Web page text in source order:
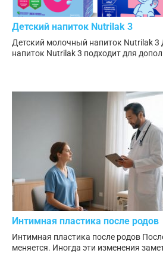
Детский напиток Nutrilak 3
Детский молочный напиток Nutrilak
напиток Nutrilak 3 подходит для
Интимная пластика после родов
Интимная пластика после родов
меняется. Иногда эти изменения